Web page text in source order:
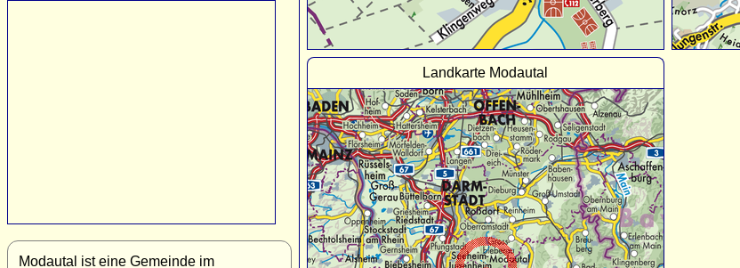
Modautal ist eine Gemeinde im
Landkarte Modautal